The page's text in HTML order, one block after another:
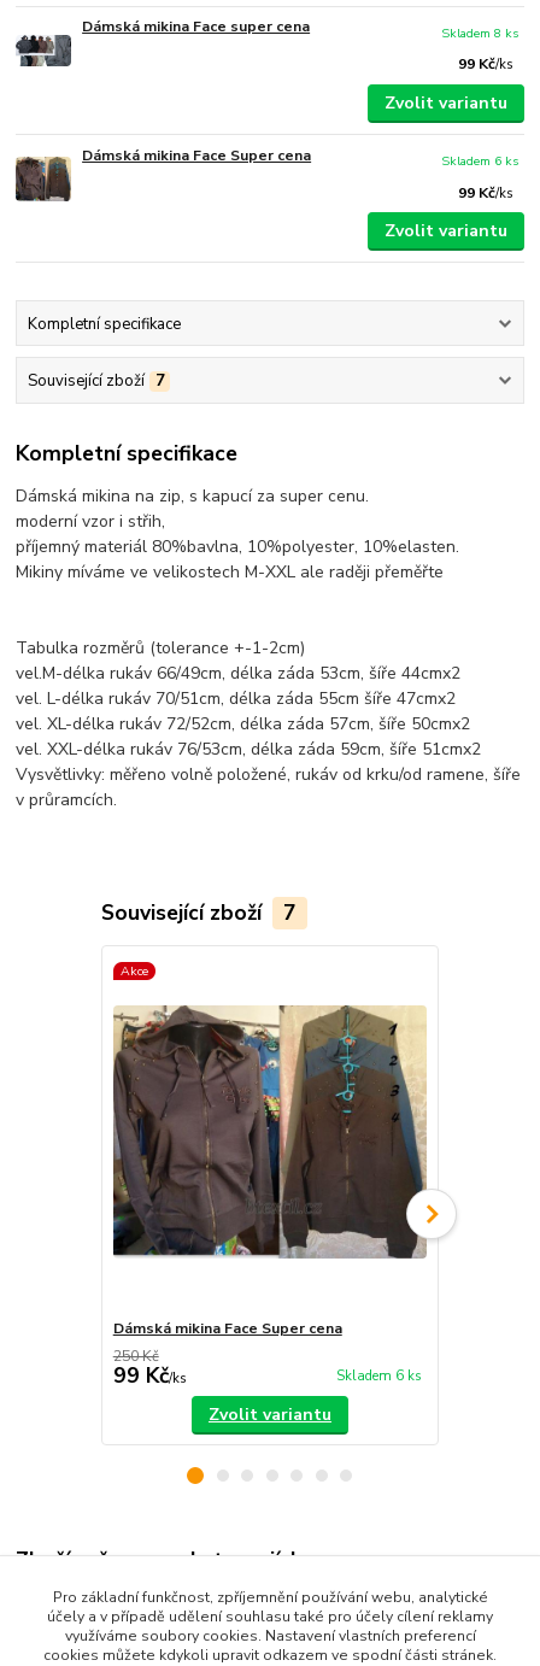
Dámská mikina Face super cena
99 Kč/ks
Skladem 8 ks
Zvolit variantu
Dámská mikina Face Super cena
99 Kč/ks
Skladem 6 ks
Zvolit variantu
Kompletní specifikace
Související zboží 7
Kompletní specifikace
Dámská mikina na zip, s kapucí za super cenu.
moderní vzor i střih,
příjemný materiál 80%bavlna, 10%polyester, 10%elasten.
Mikiny míváme ve velikostech M-XXL ale raději přeměřte
Tabulka rozměrů (tolerance +-1-2cm)
vel.M-délka rukáv 66/49cm, délka záda 53cm, šíře 44cmx2
vel. L-délka rukáv 70/51cm, délka záda 55cm šíře 47cmx2
vel. XL-délka rukáv 72/52cm, délka záda 57cm, šíře 50cmx2
vel. XXL-délka rukáv 76/53cm, délka záda 59cm, šíře 51cmx2
Vysvětlivky: měřeno volně položené, rukáv od krku/od ramene, šíře
v průramcích.
Související zboží 7
Akce
Dámská mikina Face Super cena
250 Kč
99 Kč/ks Skladem 6 ks
Zvolit variantu
Zboží zařazeno v kategoriích
Dámské oblečení
mikiny, soupravy
Pro základní funkčnost, zpříjemnění používání webu, analytické
účely a v případě udělení souhlasu také pro účely cílení reklamy
využíváme soubory cookies. Nastavení vlastních preferencí
cookies můžete kdykoli upravit odkazem ve spodní části stránek.